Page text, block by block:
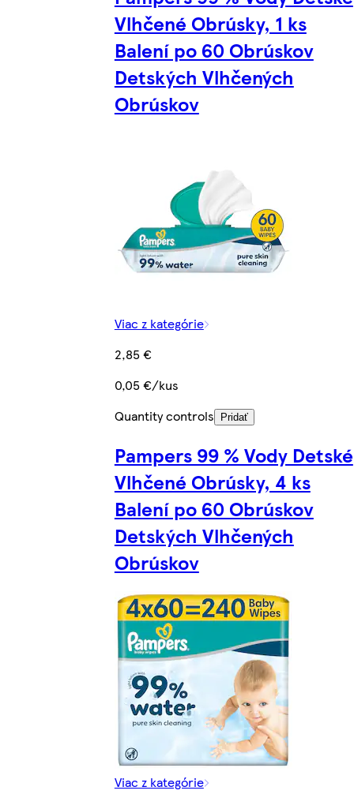
Vlhčené Obrúsky, 1 ks
Balení po 60 Obrúskov
Detských Vlhčených
Obrúskov
Viac z kategórie
2,85 €
0,05 €/kus
Quantity controls
Pridať
Pampers 99 % Vody Detské
Vlhčené Obrúsky, 4 ks
Balení po 60 Obrúskov
Detských Vlhčených
Obrúskov
Viac z kategórie